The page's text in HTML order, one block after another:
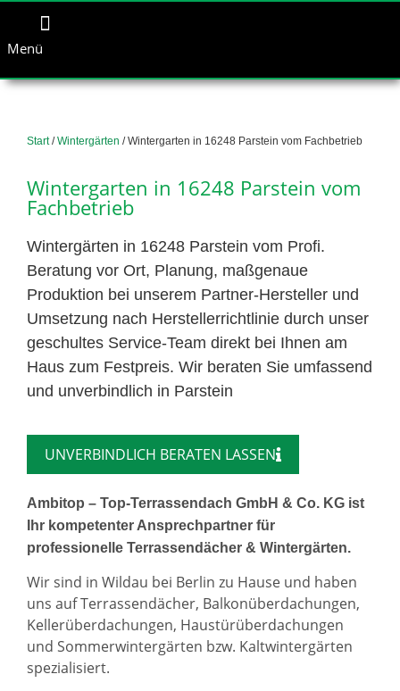
Menü
Start/Wintergärten / Wintergarten in 16248 Parstein vom Fachbetrieb
Wintergarten in 16248 Parstein vom
Fachbetrieb
Wintergärten in 16248 Parstein vom Profi.
Beratung vor Ort, Planung, maßgenaue
Produktion bei unserem Partner-Hersteller und
Umsetzung nach Herstellerrichtlinie durch unser
geschultes Service-Team direkt bei Ihnen am
Haus zum Festpreis. Wir beraten Sie umfassend
und unverbindlich in Parstein
UNVERBINDLICH BERATEN LASSEN
Ambitop – Top-Terrassendach GmbH & Co. KG ist
Ihr kompetenter Ansprechpartner für
professionelle Terrassendächer & Wintergärten.
Wir sind in Wildau bei Berlin zu Hause und haben
uns auf Terrassendächer, Balkonüberdachungen,
Kellerüberdachungen, Haustürüberdachungen
und Sommerwintergärten bzw. Kaltwintergärten
spezialisiert.